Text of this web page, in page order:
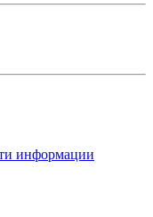
информации